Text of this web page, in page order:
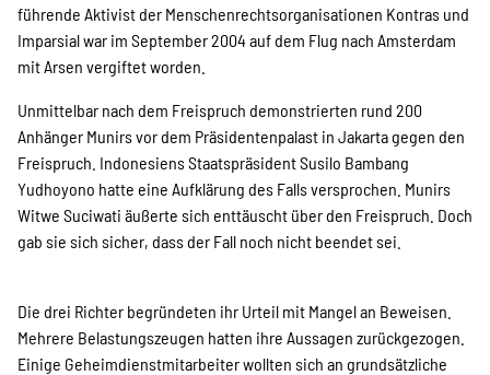
Werde Mitglied
Newsletter abonnieren
SPENDEN
Über uns
führende Aktivist der Menschenrechtsorganisationen Kontras und
Imparsial war im September 2004 auf dem Flug nach Amsterdam
mit Arsen vergiftet worden.
Unmittelbar nach dem Freispruch demonstrierten rund 200
Anhänger Munirs vor dem Präsidentenpalast in Jakarta gegen den
Freispruch. Indonesiens Staatspräsident Susilo Bambang
Yudhoyono hatte eine Aufklärung des Falls versprochen. Munirs
Witwe Suciwati äußerte sich enttäuscht über den Freispruch. Doch
gab sie sich sicher, dass der Fall noch nicht beendet sei.
Die drei Richter begründeten ihr Urteil mit Mangel an Beweisen.
Mehrere Belastungszeugen hatten ihre Aussagen zurückgezogen.
Einige Geheimdienstmitarbeiter wollten sich an grundsätzliche